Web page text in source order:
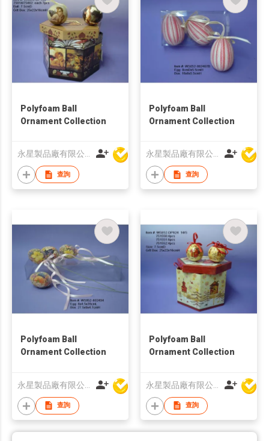
Polyfoam Ball
Ornament Collection
永星製品廠有限公司
查詢
Polyfoam Ball
Ornament Collection
永星製品廠有限公司
查詢
Polyfoam Ball
Ornament Collection
查詢
Polyfoam Ball
Ornament Collection
查詢